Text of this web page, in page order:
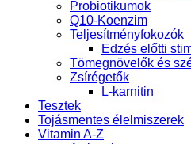
Probiotikumok
Q10-Koenzim
Teljesítményfokozók
Edzés előtti
Tömegnövelők és
Zsírégetők
L-karnitin
Tesztek
Tojásmentes élelmiszerek
Vitamin A-Z